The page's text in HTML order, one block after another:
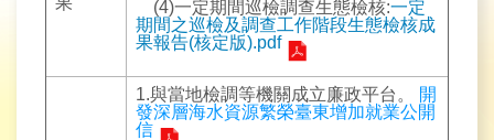
(4)一定期間巡檢調查生態檢核:一定
期間之巡檢及調查工作階段生態檢核成
果報告(核定版).pdf
1.與當地檢調等機關成立廉政平台。
開
發深層海水資源繁榮臺東增加就業公開
信